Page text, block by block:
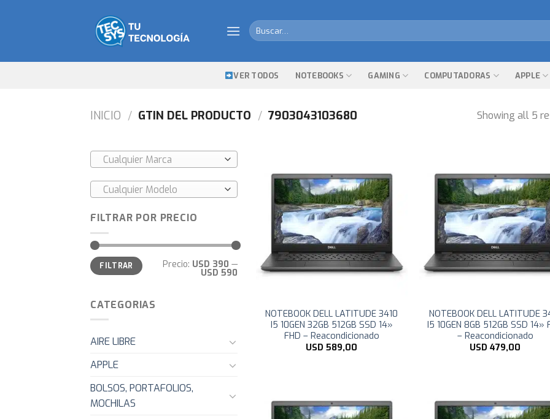
Buscar
por:
VER TODOS NOTEBOOKS GAMING COMPUTADORAS APPLE
INICIO / GTIN DEL PRODUCTO / 7903043103680 Showing all 5
Cualquier Marca
Cualquier Modelo
FILTRAR POR PRECIO
Precio
mínimo
Precio
máximo
FILTRAR Precio: USD 390 —
USD 590
CATEGORIAS
AIRE LIBRE
APPLE
BOLSOS, PORTAFOLIOS,
MOCHILAS
NOTEBOOK DELL LATITUDE 3410
I5 10GEN 32GB 512GB SSD 14»
FHD – Reacondicionado
USD589,00
NOTEBOOK DELL LATITUDE
I5 10GEN 8GB 512GB SSD 14»
– Reacondicionado
USD479,00